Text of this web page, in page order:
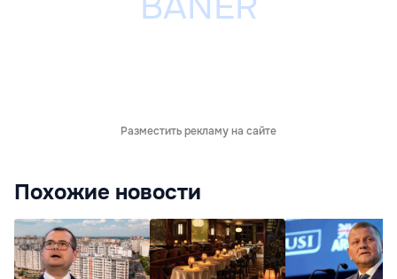
Разместить рекламу на сайте
Похожие новости